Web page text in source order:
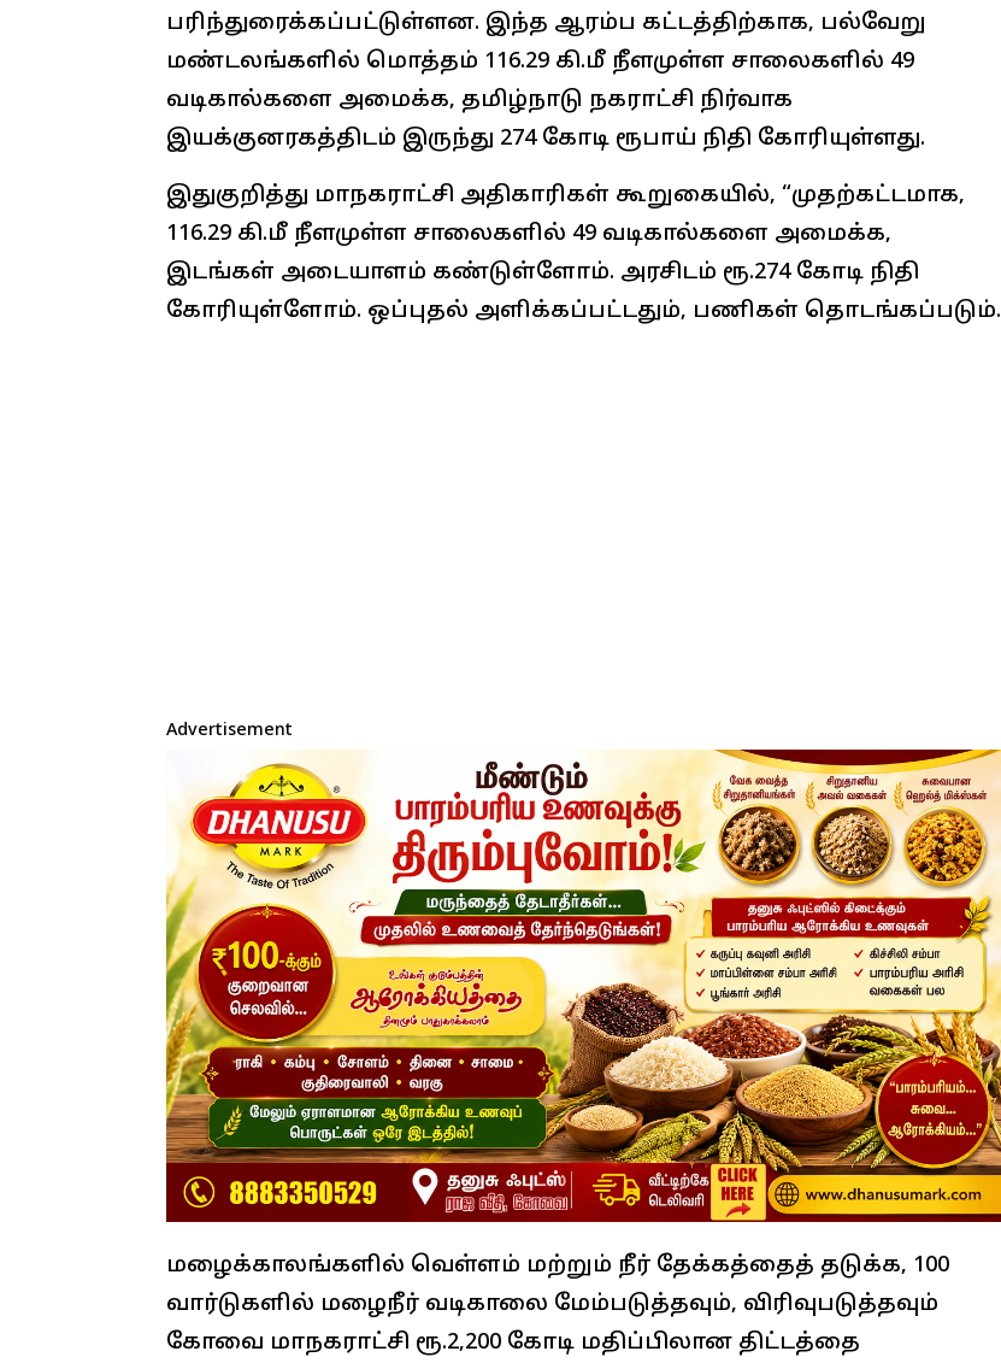
பரிந்துரைக்கப்பட்டுள்ளன. இந்த ஆரம்ப கட்டத்திற்காக, பல்வேறு
மண்டலங்களில் மொத்தம் 116.29 கி.மீ நீளமுள்ள சாலைகளில் 49
வடிகால்களை அமைக்க, தமிழ்நாடு நகராட்சி நிர்வாக
இயக்குனரகத்திடம் இருந்து 274 கோடி ரூபாய் நிதி கோரியுள்ளது.
இதுகுறித்து மாநகராட்சி அதிகாரிகள் கூறுகையில், “முதற்கட்டமாக,
116.29 கி.மீ நீளமுள்ள சாலைகளில் 49 வடிகால்களை அமைக்க,
இடங்கள் அடையாளம் கண்டுள்ளோம். அரசிடம் ரூ.274 கோடி நிதி
கோரியுள்ளோம். ஒப்புதல் அளிக்கப்பட்டதும், பணிகள் தொடங்கப்படும்.
Advertisement
மழைக்காலங்களில் வெள்ளம் மற்றும் நீர் தேக்கத்தைத் தடுக்க, 100
வார்டுகளில் மழைநீர் வடிகாலை மேம்படுத்தவும், விரிவுபடுத்தவும்
கோவை மாநகராட்சி ரூ.2,200 கோடி மதிப்பிலான திட்டத்தை